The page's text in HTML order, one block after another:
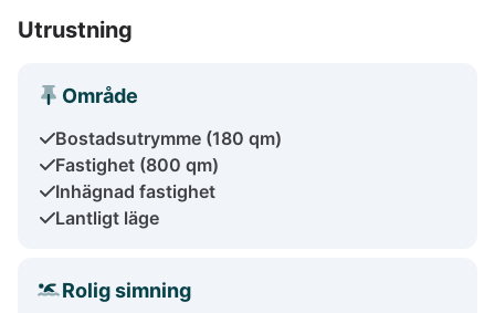
Utrustning
Område
Bostadsutrymme (180 qm)
Fastighet (800 qm)
Inhägnad fastighet
Lantligt läge
Rolig simning